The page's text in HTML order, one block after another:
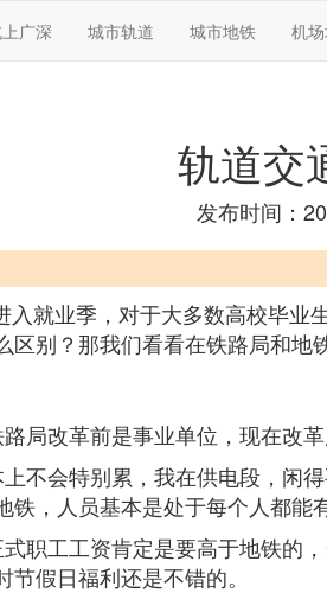
广深 城市轨道 城市地铁 机
轨道交
发布时间：
就业季，对于大多数高校毕业
别？那我们看看在铁路局和地
局改革前是事业单位，现在改
不会特别累，我在供电段，闲
，人员基本是处于每个人都能
职工工资肯定是要高于地铁的
假日福利还是不错的。